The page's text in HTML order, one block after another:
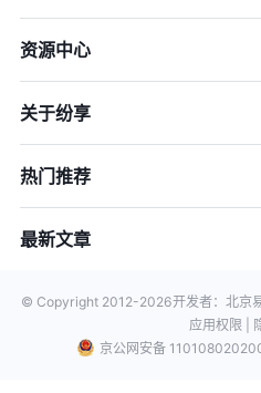
资源中心
关于纷享
热门推荐
最新文章
© Copyright 2012-2026开发者：北京
应用权限 |
京公网安备